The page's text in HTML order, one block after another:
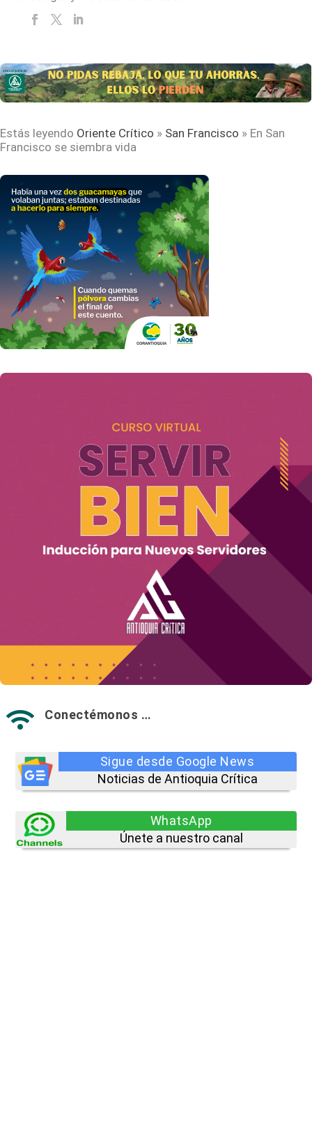
Estás leyendo Oriente Crítico » San Francisco » En San
Francisco se siembra vida
 Conectémonos …
Sigue desde Google News
Noticias de Antioquia Crítica
WhatsApp
Únete a nuestro canal